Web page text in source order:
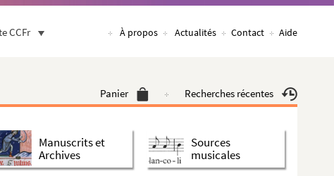
CCFr À propos Actualités Contact Aide
Panier Recherches récentes
Manuscrits et
Archives
Sources
musicales